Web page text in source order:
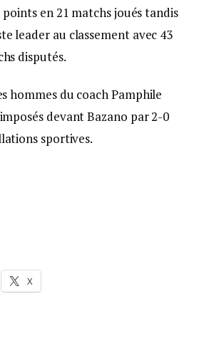
points en 21 matchs joués tandis
leader au classement avec 43
disputés.
hommes du coach Pamphile
devant Bazano par 2-0
sportives.
X